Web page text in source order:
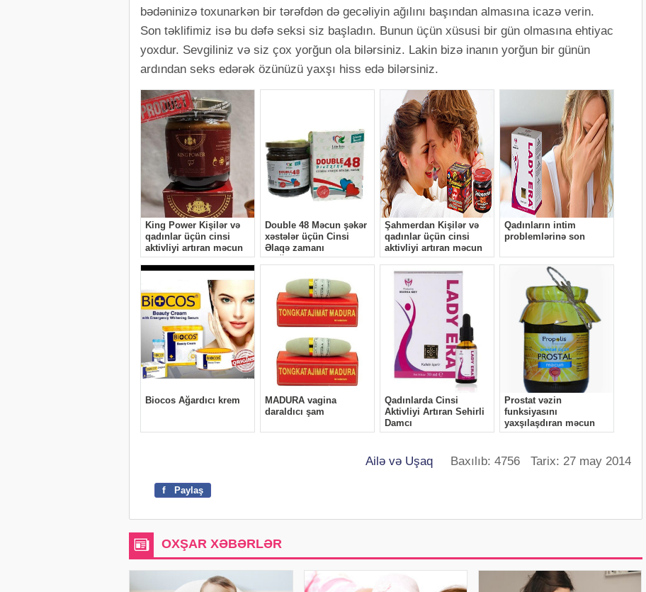
bədəninizə toxunarkən bir tərəfdən də gecəliyin ağılını başından almasına icazə verin.
Son təklifimiz isə bu dəfə seksi siz başladın. Bunun üçün xüsusi bir gün olmasına ehtiyac
yoxdur. Sevgiliniz və siz çox yorğun ola bilərsiniz. Lakin bizə inanın yorğun bir günün
ardından seks edərək özünüzü yaxşı hiss edə bilərsiniz.
Ailə və Uşaq Baxılıb: 4756 Tarix: 27 may 2014
f Paylaş
OXŞAR XƏBƏRLƏR